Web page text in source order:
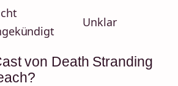
Unklar
von Death Stranding